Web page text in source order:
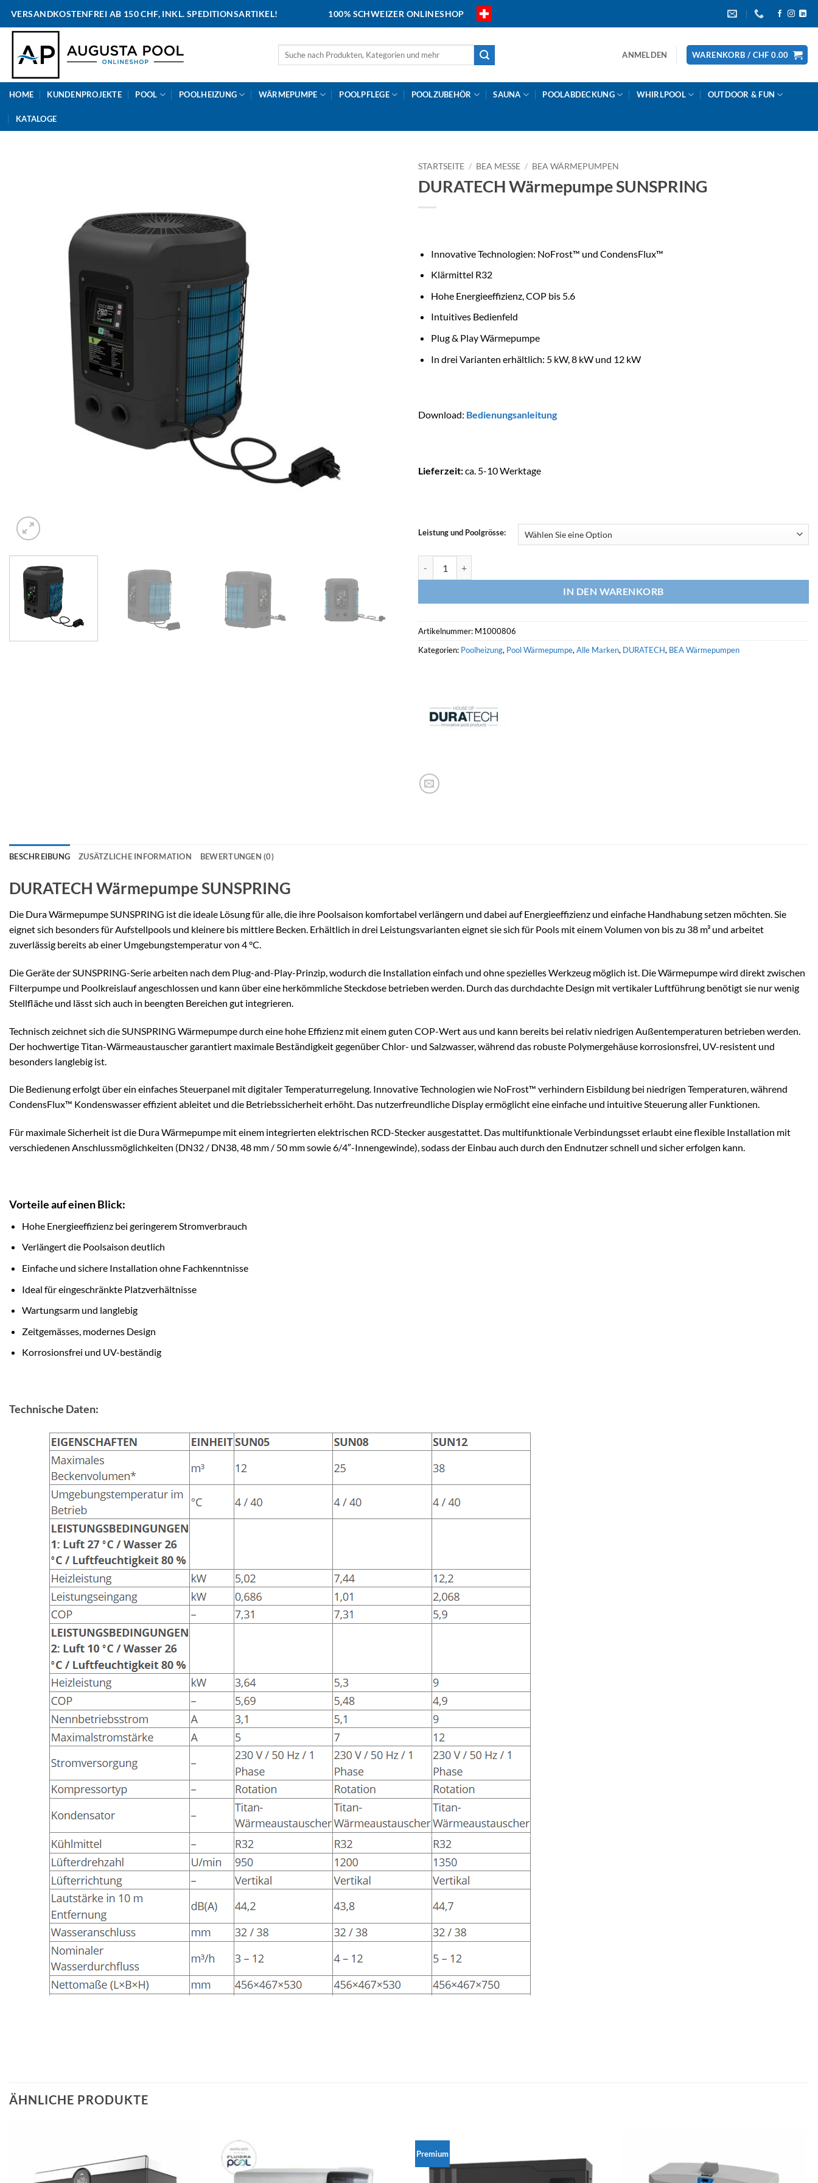
VERSANDKOSTENFREI AB 150 CHF, INKL. SPEDITIONSARTIKEL! 100% SCHWEIZER ONLINESHOP
Suche
ANMELDEN WARENKORB / CHF 0.00
HOME KUNDENPROJEKTE POOL POOLHEIZUNG WÄRMEPUMPE POOLPFLEGE POOLZUBEHÖR SAUNA POOLABDECKUNG WHIRLPOOL OUTDOOR & FUN
KATALOGE
STARTSEITE / BEA MESSE / BEA WÄRMEPUMPEN
DURATECH Wärmepumpe SUNSPRING
Innovative Technologien: NoFrost™ und CondensFlux™
Klärmittel R32
Hohe Energieeffizienz, COP bis 5.6
Intuitives Bedienfeld
Plug & Play Wärmepumpe
In drei Varianten erhältlich: 5 kW, 8 kW und 12 kW
Download: Bedienungsanleitung
Lieferzeit:ca. 5-10 Werktage
Leistung und Poolgrösse:
IN DEN WARENKORB
Artikelnummer: M1000806
Kategorien: Poolheizung, Pool Wärmepumpe,Alle Marken, DURATECH, BEA Wärmepumpen
BESCHREIBUNG ZUSÄTZLICHE INFORMATION BEWERTUNGEN (0)
DURATECH Wärmepumpe SUNSPRING
Die Dura Wärmepumpe SUNSPRING ist die ideale Lösung für alle, die ihre Poolsaison komfortabel verlängern und dabei auf Energieeffizienz und einfache Handhabung setzen möchten. Sie
eignet sich besonders für Aufstellpools und kleinere bis mittlere Becken. Erhältlich in drei Leistungsvarianten eignet sie sich für Pools mit einem Volumen von bis zu 38 m³ und arbeitet
zuverlässig bereits ab einer Umgebungstemperatur von 4 °C.
Die Geräte der SUNSPRING-Serie arbeiten nach dem Plug-and-Play-Prinzip, wodurch die Installation einfach und ohne spezielles Werkzeug möglich ist. Die Wärmepumpe wird direkt zwischen
Filterpumpe und Poolkreislauf angeschlossen und kann über eine herkömmliche Steckdose betrieben werden. Durch das durchdachte Design mit vertikaler Luftführung benötigt sie nur wenig
Stellfläche und lässt sich auch in beengten Bereichen gut integrieren.
Technisch zeichnet sich die SUNSPRING Wärmepumpe durch eine hohe Effizienz mit einem guten COP-Wert aus und kann bereits bei relativ niedrigen Außentemperaturen betrieben werden.
Der hochwertige Titan-Wärmeaustauscher garantiert maximale Beständigkeit gegenüber Chlor- und Salzwasser, während das robuste Polymergehäuse korrosionsfrei, UV-resistent und
besonders langlebig ist.
Die Bedienung erfolgt über ein einfaches Steuerpanel mit digitaler Temperaturregelung. Innovative Technologien wie NoFrost™ verhindern Eisbildung bei niedrigen Temperaturen, während
CondensFlux™ Kondenswasser effizient ableitet und die Betriebssicherheit erhöht. Das nutzerfreundliche Display ermöglicht eine einfache und intuitive Steuerung aller Funktionen.
Für maximale Sicherheit ist die Dura Wärmepumpe mit einem integrierten elektrischen RCD-Stecker ausgestattet. Das multifunktionale Verbindungsset erlaubt eine flexible Installation mit
verschiedenen Anschlussmöglichkeiten (DN32 / DN38, 48 mm / 50 mm sowie 6/4″-Innengewinde), sodass der Einbau auch durch den Endnutzer schnell und sicher erfolgen kann.
Vorteile auf einen Blick:
Hohe Energieeffizienz bei geringerem Stromverbrauch
Verlängert die Poolsaison deutlich
Einfache und sichere Installation ohne Fachkenntnisse
Ideal für eingeschränkte Platzverhältnisse
Wartungsarm und langlebig
Zeitgemässes, modernes Design
Korrosionsfrei und UV-beständig
Technische Daten:
ÄHNLICHE PRODUKTE
Premium